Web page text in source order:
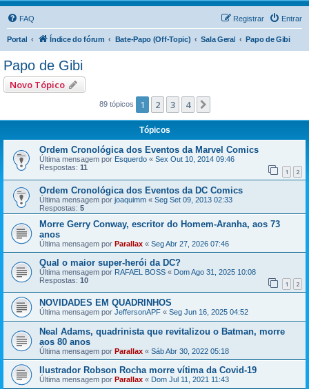
FAQ Entrar
Registrar
Portal Índice do fórum Bate-Papo (Off-Topic) Sala Geral Papo de Gibi
Papo de Gibi
Novo Tópico
89 tópicos 1 2 3 4
Tópicos
Ordem Cronológica dos Eventos da Marvel Comics
Última mensagem por Esquerdo « Sex Out 10, 2014 09:46
Respostas: 11 1 2
Ordem Cronológica dos Eventos da DC Comics
Última mensagem por joaquimm « Seg Set 09, 2013 02:33
Respostas: 5
Morre Gerry Conway, escritor do Homem-Aranha, aos 73
anos
Última mensagem por Parallax « Seg Abr 27, 2026 07:46
Qual o maior super-herói da DC?
Última mensagem por RAFAEL BOSS « Dom Ago 31, 2025 10:08
Respostas: 10 1 2
NOVIDADES EM QUADRINHOS
Última mensagem por JeffersonAPF « Seg Jun 16, 2025 04:52
Neal Adams, quadrinista que revitalizou o Batman, morre
aos 80 anos
Última mensagem por Parallax « Sáb Abr 30, 2022 05:18
Ilustrador Robson Rocha morre vítima da Covid-19
Última mensagem por Parallax « Dom Jul 11, 2021 11:43